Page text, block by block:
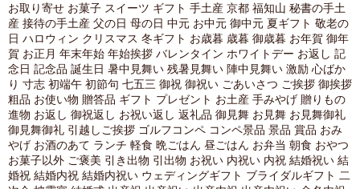
お取り寄せ お菓子 スイーツ ギフト 手土産 京都 福知山 秘書の手土
産 接待の手土産 父の日 母の日 中元 お中元 御中元 夏ギフト 敬老の
日 ハロウィン クリスマス 冬ギフト お歳暮 歳暮 御歳暮 お年賀 御年
賀 お正月 年末年始 年始挨拶 バレンタイン ホワイトデー お返し 記
念日 記念品 誕生日 暑中見舞い 残暑見舞い 陣中見舞い 激励 心ばか
り 寸志 初端午 初節句 七五三 御祝 御祝い ごあいさつ ご挨拶 御挨拶
粗品 お使い物 贈答品 ギフト プレゼント お土産 手みやげ 贈りもの
進物 お返し 御祝返し お祝い返し 返礼品 御見舞 お見舞 お見舞御礼
御見舞御礼 引越しご挨拶 ゴルフコンペ コンペ景品 景品 賞品 おみ
やげ お酒のあて ランチ 軽食 晩ごはん 昼ごはん お弁当 朝食 おやつ
お菓子以外 ご褒美 引き出物 引出物 お祝い 内祝い 内祝 結婚祝い 結
婚祝 結婚内祝 結婚内祝い ウェディングギフト ブライダルギフト 二